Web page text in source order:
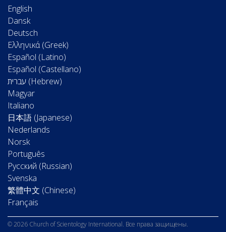
English
Dansk
Deutsch
Ελληνικά (Greek)
Español (Latino)
Español (Castellano)
Magyar
Italiano
日本語 (Japanese)
Nederlands
Norsk
Português
Русский (Russian)
Svenska
繁體中文 (Chinese)
Français
© 2026 Church of Scientology International. Все права защищены.